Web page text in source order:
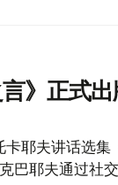
》正式出
卡耶夫讲话选
巴耶夫通过社